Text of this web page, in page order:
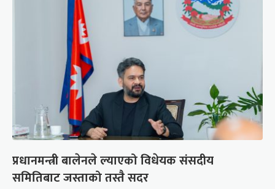
प्रधानमन्त्री बालेनले ल्याएको विधेयक संसदीय
समितिबाट जस्ताको तस्तै सदर